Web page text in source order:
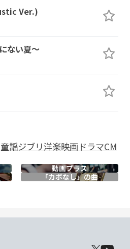
Ver.)
ない夏～
童謡ジブリ洋楽映画ドラマCM
動画プラス
「カポなし」の曲